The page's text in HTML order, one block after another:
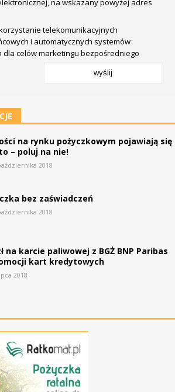
telekomunikacyjnych
i automatycznych systemów
dla celów marketingu bezpośredniego
wyślij
na rynku pożyczkowym pojawiają się
– poluj na nie!
2018
bez zaświadczeń
2018
na karcie paliwowej z BGŻ BNP Paribas
kart kredytowych
2018